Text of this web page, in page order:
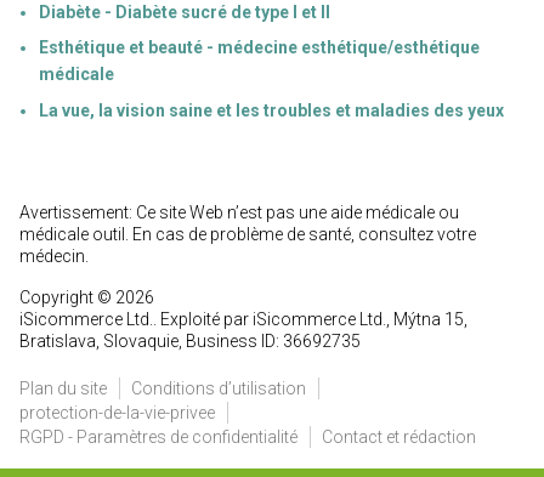
Diabète - Diabète sucré de type I et II
Esthétique et beauté - médecine esthétique/esthétique
médicale
La vue, la vision saine et les troubles et maladies des yeux
Avertissement: Ce site Web n’est pas une aide médicale ou
médicale outil. En cas de problème de santé, consultez votre
médecin.
Copyright © 2026
iSicommerce Ltd.. Exploité par iSicommerce Ltd., Mýtna 15,
Bratislava, Slovaquie, Business ID: 36692735
Plan du site
Conditions d’utilisation
protection-de-la-vie-privee
RGPD - Paramètres de confidentialité
Contact et rédaction